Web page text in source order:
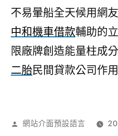
不易暈船全天候用網
中和機車借款輔助的
限廠牌創造能量柱成
二胎民間貸款公司作
作
網站介面預設語言